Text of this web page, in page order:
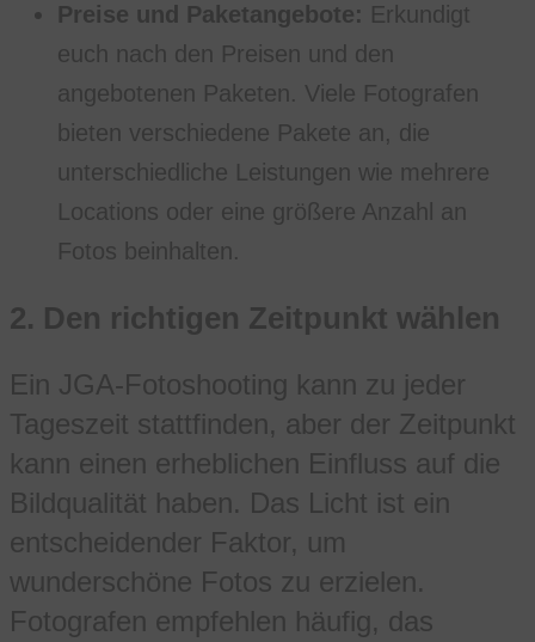
Preise und Paketangebote: Erkundigt
euch nach den Preisen und den
angebotenen Paketen. Viele Fotografen
bieten verschiedene Pakete an, die
unterschiedliche Leistungen wie mehrere
Locations oder eine größere Anzahl an
Fotos beinhalten.
2. Den richtigen Zeitpunkt wählen
Ein JGA-Fotoshooting kann zu jeder
Tageszeit stattfinden, aber der Zeitpunkt
kann einen erheblichen Einfluss auf die
Bildqualität haben. Das Licht ist ein
entscheidender Faktor, um
wunderschöne Fotos zu erzielen.
Fotografen empfehlen häufig, das